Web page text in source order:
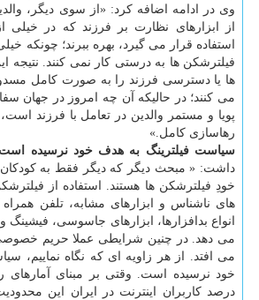
وی در ادامه اضافه کرد: «از سوی دیگر،
از ابزارهای نظارت بر فرزند که در خیلی
استفاده قرار می گیرد، بهره ببرند؛ چونکه خیلی
فیلترشکن ها به درستی کار نمی کنند. نتیجه
ها یا دسترسی فرزند را به صورت کامل مسدود
می کنند؛ در حالیکه آن چه امروز در جهان
پویا و مستمر والدین در تعامل با فرزند
رهاسازی کامل.»
سیاست فیلترینگ به هدف خود نرسیده است
داشت: « مبحث دیگر که دیگر فقط به
خودِ فیلترشکن ها هستند. استفاده از
های ناشناس و ابزارهای مشابه، تلفن
انواع بدافزارها، ابزارهای جاسوسی،
می دهد. در چنین شرایطی عملا حریم
می افتد. از هر زاویه ای که نگاه نماییم،
درصد کاربران اینترنت در ایران این